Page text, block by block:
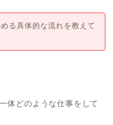
る具体的な流れを教えて
体どのような仕事をして